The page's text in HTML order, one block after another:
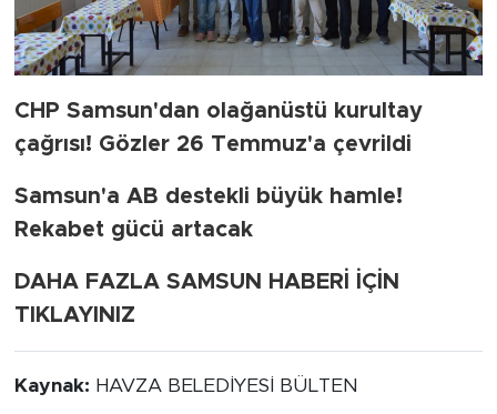
CHP Samsun'dan olağanüstü kurultay
çağrısı! Gözler 26 Temmuz'a çevrildi
Samsun'a AB destekli büyük hamle!
Rekabet gücü artacak
DAHA FAZLA SAMSUN HABERİ İÇİN
TIKLAYINIZ
Kaynak: HAVZA BELEDİYESİ BÜLTEN